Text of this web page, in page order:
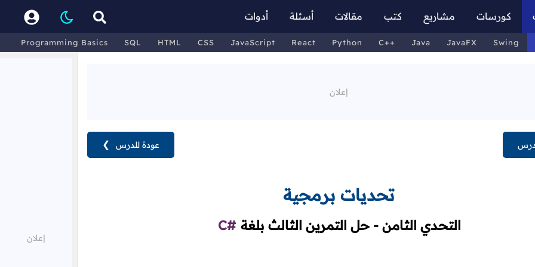
كورسات مشاريع كتب مقالات أسئلة أدوات
Programming Basics SQL HTML CSS JavaScript React Python C++ Java JavaFX Swing
عودة للدرس ❯
تحديات برمجية
التحدي الثامن - حل التمرين الثالث بلغة C#